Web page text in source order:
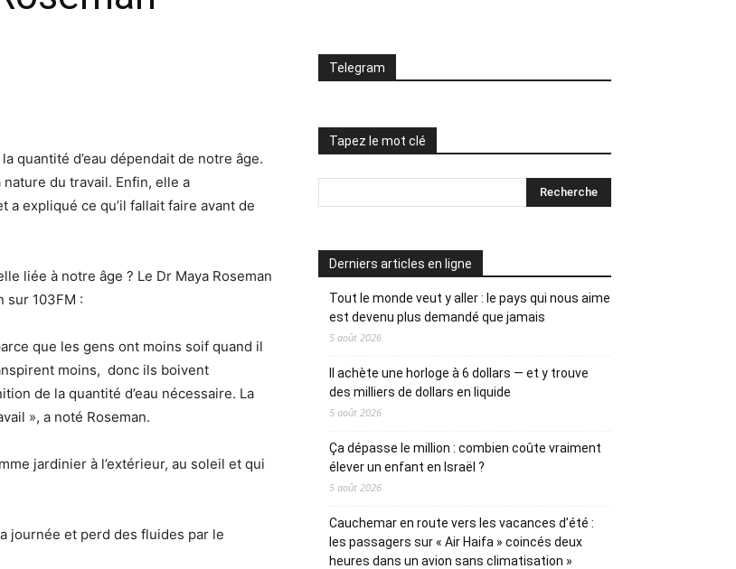
quantité d’eau dépendait de notre âge.
du travail. Enfin, elle a
a expliqué ce qu’il fallait faire avant de
liée à notre âge ? Le Dr Maya Roseman
sur 103FM :
que les gens ont moins soif quand il
moins, donc ils boivent
de la quantité d’eau nécessaire. La
», a noté Roseman.
jardinier à l’extérieur, au soleil et qui
journée et perd des fluides par le
Telegram
Tapez le mot clé
Derniers articles en ligne
Tout le monde veut y aller : le pays qui nous aime
est devenu plus demandé que jamais
5 août 2026
Il achète une horloge à 6 dollars — et y trouve
des milliers de dollars en liquide
5 août 2026
Ça dépasse le million : combien coûte vraiment
élever un enfant en Israël ?
5 août 2026
Cauchemar en route vers les vacances d’été :
les passagers sur « Air Haifa » coincés deux
heures dans un avion sans climatisation »